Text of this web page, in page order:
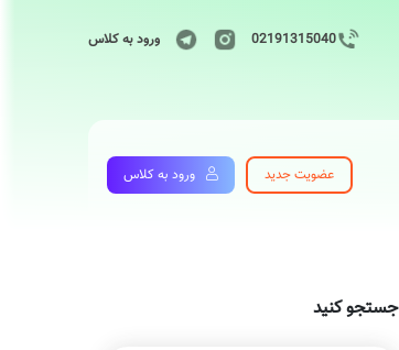
02191315040 ورود به کلاس
عضویت جدید ورود به کلاس
جستجو کنید